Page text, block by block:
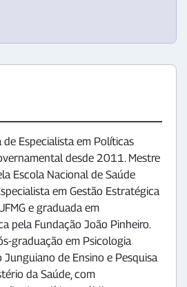
Especialista em Políticas
desde 2011. Mestre
Escola Nacional de Saúde
em Gestão Estratégica
e graduada em
pela Fundação João Pinheiro.
graduação em Psicologia
de Ensino e Pesquisa
da Saúde, com